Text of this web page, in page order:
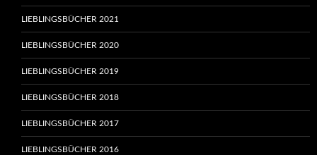
LIEBLINGSBÜCHER 2021
LIEBLINGSBÜCHER 2020
LIEBLINGSBÜCHER 2019
LIEBLINGSBÜCHER 2018
LIEBLINGSBÜCHER 2017
LIEBLINGSBÜCHER 2016